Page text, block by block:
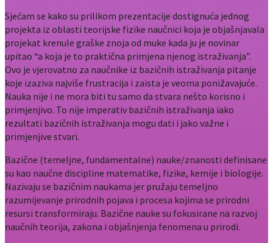
Sjećam se kako su prilikom prezentacije dostignuća jednog
projekta iz oblasti teorijske fizike naučnici koja je objašnjavala
projekat krenule graške znoja od muke kada ju je novinar
upitao “a koja je to praktična primjena njenog istraživanja”.
Ovo je vjerovatno za naučnike iz bazičnih istraživanja pitanje
koje izaziva najviše frustracija i zaista je veoma ponižavajuće.
Nauka nije i ne mora biti tu samo da stvara nešto korisno i
primjenjivo. To nije imperativ bazičnih istraživanja iako
rezultati bazičnih istraživanja mogu dati i jako važne i
primjenjive stvari.
Bazične (temeljne, fundamentalne) nauke/znanosti definisane
su kao naučne discipline matematike, fizike, kemije i biologije.
Nazivaju se bazičnim naukama jer pružaju temeljno
razumijevanje prirodnih pojava i procesa kojima se prirodni
resursi transformiraju. Bazične nauke su fokusirane na razvoj
naučnih teorija, zakona i objašnjenja fenomena u prirodi.